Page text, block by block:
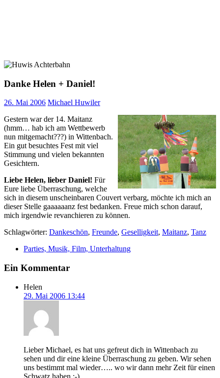
Danke Helen + Daniel!
26. Mai 2006 Michael Huwiler
Gestern war der 14. Maitanz
(hmm… hab ich am Wettbewerb
nun mitgemacht???) in Wittenbach.
Ein gut besuchtes Fest mit viel
Stimmung und vielen bekannten
Gesichtern.
Liebe Helen, lieber Daniel! Für
Eure liebe Überraschung, welche
sich in diesem unscheinbaren Couvert verbarg, möchte ich mich an
dieser Stelle gaaaaaanz fest bedanken. Freue mich schon darauf,
mich irgendwie revanchieren zu können.
Schlagwörter: Dankeschön, Freunde, Geselligkeit, Maitanz, Tanz
Parties, Musik, Film, Unterhaltung
Ein Kommentar
Helen
29. Mai 2006 13:44
Lieber Michael, es hat uns gefreut dich in Wittenbach zu
sehen und dir eine kleine Überraschung zu geben. Wir sehen
uns bestimmt mal wieder….. wo wir dann mehr Zeit für einen
Schwatz haben ;-)